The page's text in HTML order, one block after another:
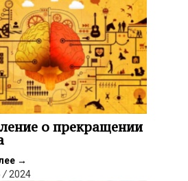
о прекращении
→
/2024